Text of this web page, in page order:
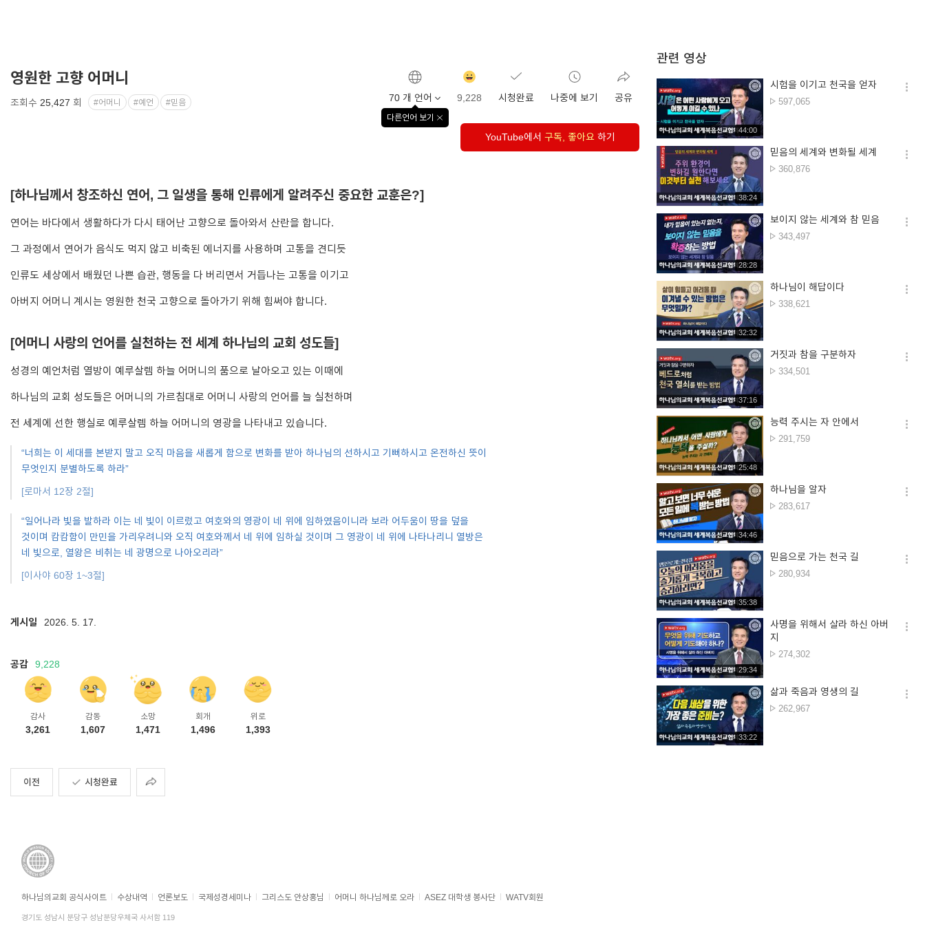
영원한 고향 어머니
조회수 25,427 회 #어머니 #예언 #믿음 70 개 언어
다른언어 보기
창
9,228 시청완료 나중에 보기 공유
YouTube에서 구독, 좋아요하기
[하나님께서 창조하신 연어, 그 일생을 통해 인류에게 알려주신 중요한 교훈은?]
연어는 바다에서 생활하다가 다시 태어난 고향으로 돌아와서 산란을 합니다.
그 과정에서 연어가 음식도 먹지 않고 비축된 에너지를 사용하며 고통을 견디듯
인류도 세상에서 배웠던 나쁜 습관, 행동을 다 버리면서 거듭나는 고통을 이기고
아버지 어머니 계시는 영원한 천국 고향으로 돌아가기 위해 힘써야 합니다.
[어머니 사랑의 언어를 실천하는 전 세계 하나님의 교회 성도들]
성경의 예언처럼 열방이 예루살렘 하늘 어머니의 품으로 날아오고 있는 이때에
하나님의 교회 성도들은 어머니의 가르침대로 어머니 사랑의 언어를 늘 실천하며
전 세계에 선한 행실로 예루살렘 하늘 어머니의 영광을 나타내고 있습니다.
“너희는 이 세대를 본받지 말고 오직 마음을 새롭게 함으로 변화를 받아 하나님의 선하시고 기뻐하시고 온전하신 뜻이
무엇인지 분별하도록 하라”
[로마서 12장 2절]
“일어나라 빛을 발하라 이는 네 빛이 이르렀고 여호와의 영광이 네 위에 임하였음이니라 보라 어두움이 땅을 덮을
것이며 캄캄함이 만민을 가리우려니와 오직 여호와께서 네 위에 임하실 것이며 그 영광이 네 위에 나타나리니 열방은
네 빛으로, 열왕은 비취는 네 광명으로 나아오리라”
[이사야 60장 1~3절]
게시일 2026. 5. 17.
공감 9,228
감사
3,261
감동
1,607
소망
1,471
회개
1,496
위로
1,393
이전 시청완료 공유
관련 영상
재생시간
44:00
시험을 이기고 천국을 얻자
조회수
597,065
옵션
재생시간
38:24
믿음의 세계와 변화될 세계
조회수
360,876
옵션
재생시간
28:28
보이지 않는 세계와 참 믿음
조회수
343,497
옵션
재생시간
32:32
하나님이 해답이다
조회수
338,621
옵션
재생시간
37:16
거짓과 참을 구분하자
조회수
334,501
옵션
재생시간
25:48
능력 주시는 자 안에서
조회수
291,759
옵션
재생시간
34:46
하나님을 알자
조회수
283,617
옵션
재생시간
35:38
믿음으로 가는 천국 길
조회수
280,934
옵션
재생시간
29:34
사명을 위해서 살라 하신 아버
지
조회수
274,302
옵션
재생시간
33:22
삶과 죽음과 영생의 길
조회수
262,967
옵션
하나님의교회 공식사이트 수상내역 언론보도 국제성경세미나 그리스도 안상홍님 어머니 하나님께로 오라 ASEZ 대학생 봉사단 WATV회원
경기도 성남시 분당구 성남분당우체국 사서함 119